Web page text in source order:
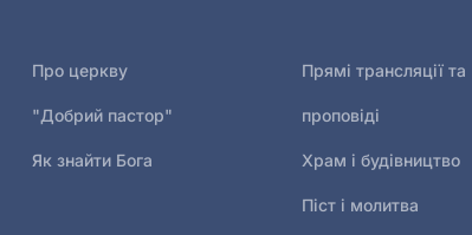
Про церкву
"Добрий пастор"
Як знайти Бога
Прямі трансляції та
проповіді
Храм і будівництво
Піст і молитва